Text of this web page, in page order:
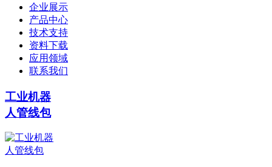
企业展示
产品中心
技术支持
资料下载
应用领域
联系我们
工业机器
人管线包